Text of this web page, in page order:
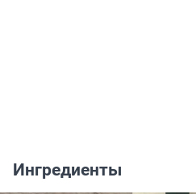
Ингредиенты